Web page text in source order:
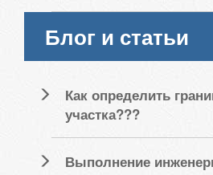
Блог и статьи
Как определить
участка???
Выполнение